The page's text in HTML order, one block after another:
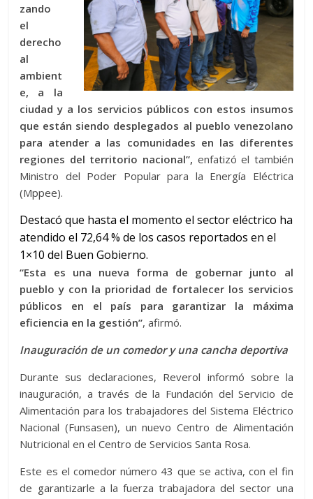
zando
el
derecho
al
ambient
e, a la
ciudad y a los servicios públicos con estos insumos
que están siendo desplegados al pueblo venezolano
para atender a las comunidades en las diferentes
regiones del territorio nacional”, enfatizó el también
Ministro del Poder Popular para la Energía Eléctrica
(Mppee).
Destacó que hasta el momento el sector eléctrico ha
atendido el 72,64 % de los casos reportados en el
1×10 del Buen Gobierno.
“Esta es una nueva forma de gobernar junto al
pueblo y con la prioridad de fortalecer los servicios
públicos en el país para garantizar la máxima
eficiencia en la gestión”, afirmó.
Inauguración de un comedor y una cancha deportiva
Durante sus declaraciones, Reverol informó sobre la
inauguración, a través de la Fundación del Servicio de
Alimentación para los trabajadores del Sistema Eléctrico
Nacional (Funsasen), un nuevo Centro de Alimentación
Nutricional en el Centro de Servicios Santa Rosa.
Este es el comedor número 43 que se activa, con el fin
de garantizarle a la fuerza trabajadora del sector una